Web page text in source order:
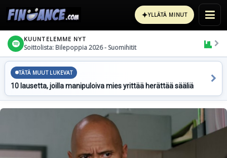
✦YLLÄTÄ MINUT
KUUNTELEMME NYT
Soittolista: Bilepoppia 2026 - Suomihitit
TÄTÄ MUUT LUKEVAT
10 lausetta, joilla manipuloiva mies yrittää herättää sääliä